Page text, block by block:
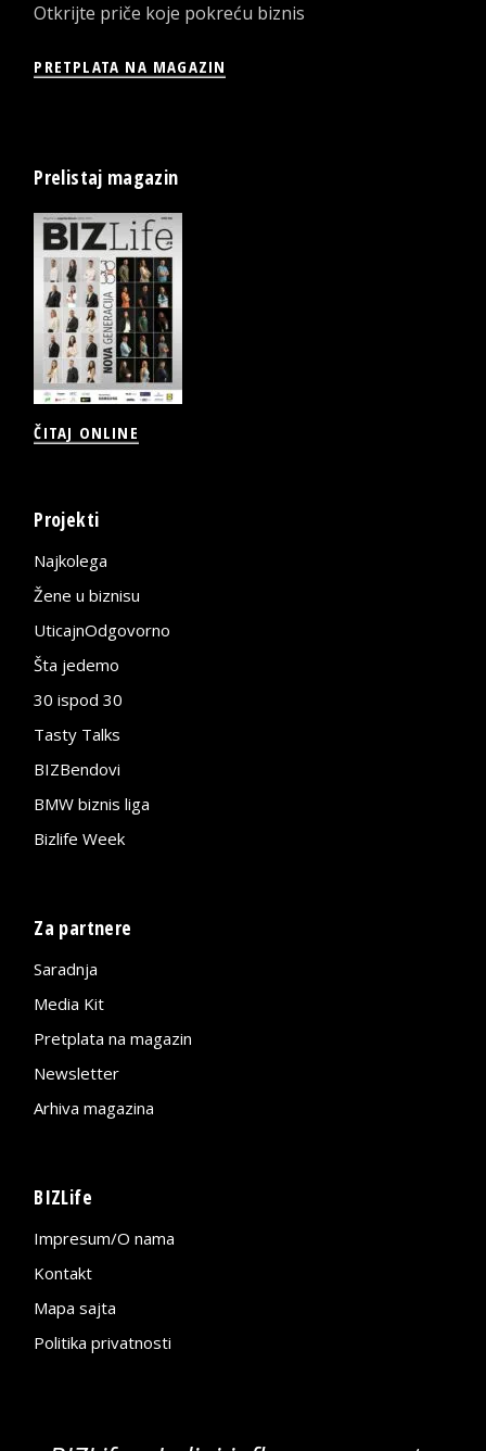
Otkrijte priče koje pokreću biznis
PRETPLATA NA MAGAZIN
Prelistaj magazin
ČITAJ ONLINE
Projekti
Najkolega
Žene u biznisu
UticajnOdgovorno
Šta jedemo
30 ispod 30
Tasty Talks
BIZBendovi
BMW biznis liga
Bizlife Week
Za partnere
Saradnja
Media Kit
Pretplata na magazin
Newsletter
Arhiva magazina
BIZLife
Impresum/O nama
Kontakt
Mapa sajta
Politika privatnosti